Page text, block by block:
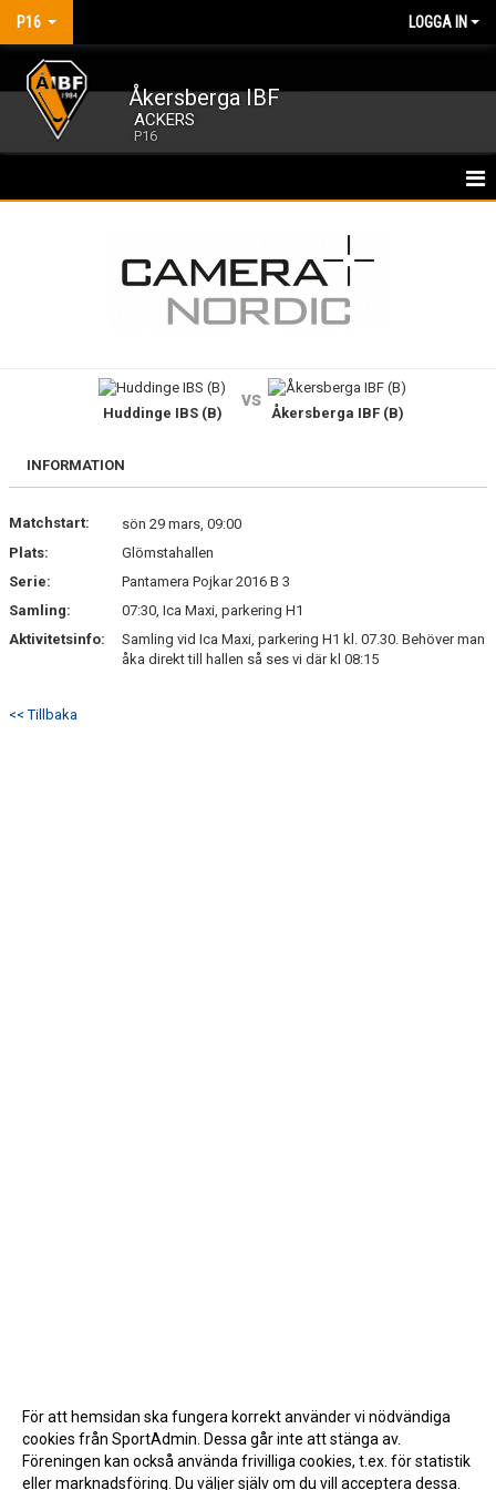
P16 LOGGA IN
Åkersberga IBF
ACKERS
P16
BILDGALLERI
KONTAKT
Huddinge IBS (B)
vs
Åkersberga IBF (B)
INFORMATION
Matchstart:
sön 29 mars, 09:00
Plats:
Glömstahallen
Serie:
Pantamera Pojkar 2016 B 3
Samling:
07:30, Ica Maxi, parkering H1
Aktivitetsinfo:
Samling vid Ica Maxi, parkering H1 kl. 07.30. Behöver man
åka direkt till hallen så ses vi där kl 08:15
<< Tillbaka
För att hemsidan ska fungera korrekt använder vi nödvändiga
cookies från SportAdmin. Dessa går inte att stänga av.
Föreningen kan också använda frivilliga cookies, t.ex. för statistik
eller marknadsföring. Du väljer själv om du vill acceptera dessa.